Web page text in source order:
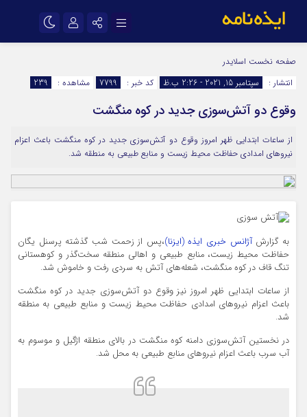
اینستاگرام
سروش
ایتا
آپارات
اپلیکیشن رمز عبور
صفحه نخست اسلایدر
انتشار :
سپتامبر 15, 2021 - 2:26 ب.ظ کد خبر : 7799 مشاهده : 239
وقوع دو آتش‌سوزی جدید در کوه منگشت
از ساعات ابتدایی ظهر امروز وقوع دو آتش‌سوزی جدید در کوه منگشت باعث اعزام
نیروهای امدادی حفاظت محیط زیست و منابع طبیعی به منطقه شد.
به گزارشآژانس خبری ایذه (ایزنا)،پس از زحمت شب گذشته پرسنل یگان
حفاظت محیط زیست، منابع طبیعی و اهالی منطقه سخت‌گذر و کوهستانی
تنگ قاف در کوه منگشت، شعله‌های آتش به سردی رفت و خاموش شد.
از ساعات ابتدایی ظهر امروز نیز وقوع دو آتش‌سوزی جدید در کوه منگشت
باعث اعزام نیروهای امدادی حفاظت محیط زیست و منابع طبیعی به منطقه
شد.
در نخستین آتش‌سوزی دامنه کوه منگشت در بالای منطقه اژگیل و موسوم به
آب سرب باعث اعزام نیروهای منابع طبیعی به محل شد.